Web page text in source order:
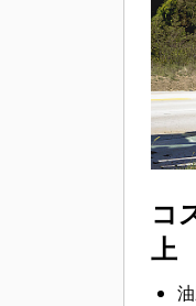
コ
上